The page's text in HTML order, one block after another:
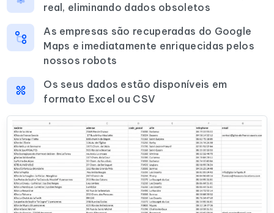
real, eliminando dados obsoletos
As empresas são recuperadas do Google
Maps e imediatamente enriquecidas pelos
nossos robots
Os seus dados estão disponíveis em
formato Excel ou CSV